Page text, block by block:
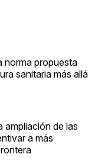
norma propuesta
sanitaria más allá
ampliación de las
a más